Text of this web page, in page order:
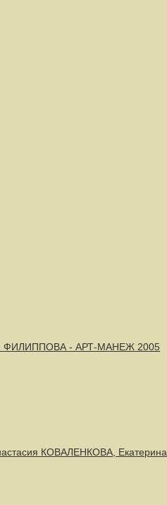
ФИЛИППОВА - АРТ-МАНЕЖ 2005
КОВАЛЕНКОВА, Екатерина